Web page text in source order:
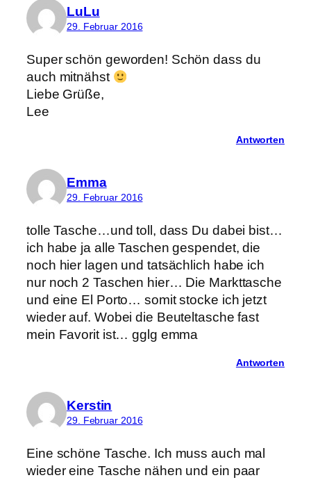
LuLu
29. Februar 2016
Super schön geworden! Schön dass du
auch mitnähst
Liebe Grüße,
Lee
Antworten
Emma
29. Februar 2016
tolle Tasche…und toll, dass Du dabei bist…
ich habe ja alle Taschen gespendet, die
noch hier lagen und tatsächlich habe ich
nur noch 2 Taschen hier… Die Markttasche
und eine El Porto… somit stocke ich jetzt
wieder auf. Wobei die Beuteltasche fast
mein Favorit ist… gglg emma
Antworten
Kerstin
29. Februar 2016
Eine schöne Tasche. Ich muss auch mal
wieder eine Tasche nähen und ein paar